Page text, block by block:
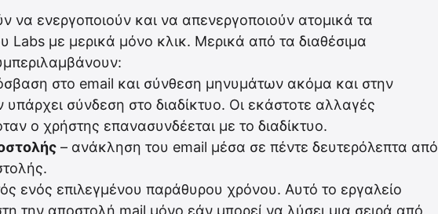
να ενεργοποιούν και να απενεργοποιούν ατομικά τα
Labs με μερικά μόνο κλικ. Μερικά από τα διαθέσιμα
στο email και σύνθεση μηνυμάτων ακόμα και στην
σύνδεση στο διαδίκτυο. Οι εκάστοτε αλλαγές
ο χρήστης επανασυνδέεται με το διαδίκτυο.
– ανάκληση του email μέσα σε πέντε δευτερόλεπτα από
ενός επιλεγμένου παράθυρου χρόνου. Αυτό το εργαλείο